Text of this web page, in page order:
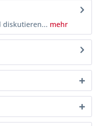
diskutieren... mehr